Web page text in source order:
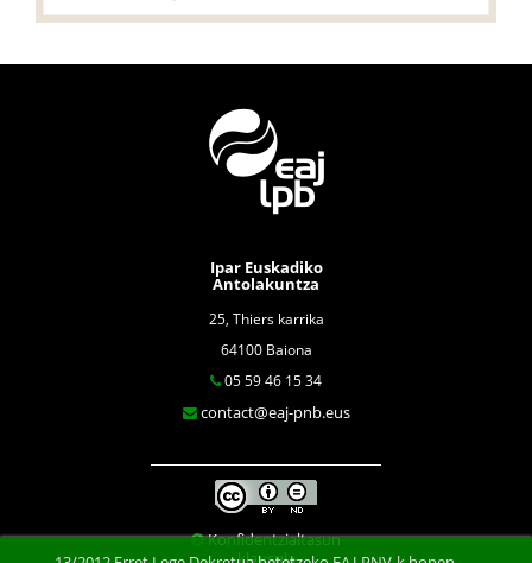
Ipar Euskadiko
Antolakuntza
25, Thiers karrika
64100 Baiona
05 59 46 15 34
contact@eaj-pnb.eus
Konfidentzialtasun